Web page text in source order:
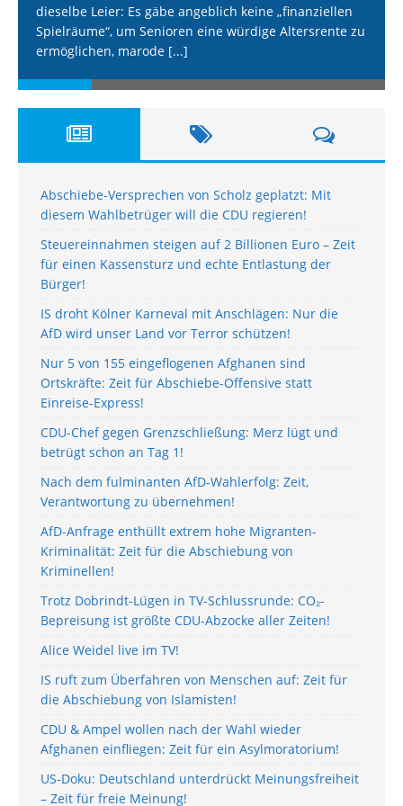
dieselbe Leier: Es gäbe angeblich keine „finanziellen
Spielräume“, um Senioren eine würdige Altersrente zu
ermöglichen, marode [...]
Abschiebe-Versprechen von Scholz geplatzt: Mit
diesem Wahlbetrüger will die CDU regieren!
Steuereinnahmen steigen auf 2 Billionen Euro – Zeit
für einen Kassensturz und echte Entlastung der
Bürger!
IS droht Kölner Karneval mit Anschlägen: Nur die
AfD wird unser Land vor Terror schützen!
Nur 5 von 155 eingeflogenen Afghanen sind
Ortskräfte: Zeit für Abschiebe-Offensive statt
Einreise-Express!
CDU-Chef gegen Grenzschließung: Merz lügt und
betrügt schon an Tag 1!
Nach dem fulminanten AfD-Wahlerfolg: Zeit,
Verantwortung zu übernehmen!
AfD-Anfrage enthüllt extrem hohe Migranten-
Kriminalität: Zeit für die Abschiebung von
Kriminellen!
Trotz Dobrindt-Lügen in TV-Schlussrunde: CO₂-
Bepreisung ist größte CDU-Abzocke aller Zeiten!
Alice Weidel live im TV!
IS ruft zum Überfahren von Menschen auf: Zeit für
die Abschiebung von Islamisten!
CDU & Ampel wollen nach der Wahl wieder
Afghanen einfliegen: Zeit für ein Asylmoratorium!
US-Doku: Deutschland unterdrückt Meinungsfreiheit
– Zeit für freie Meinung!